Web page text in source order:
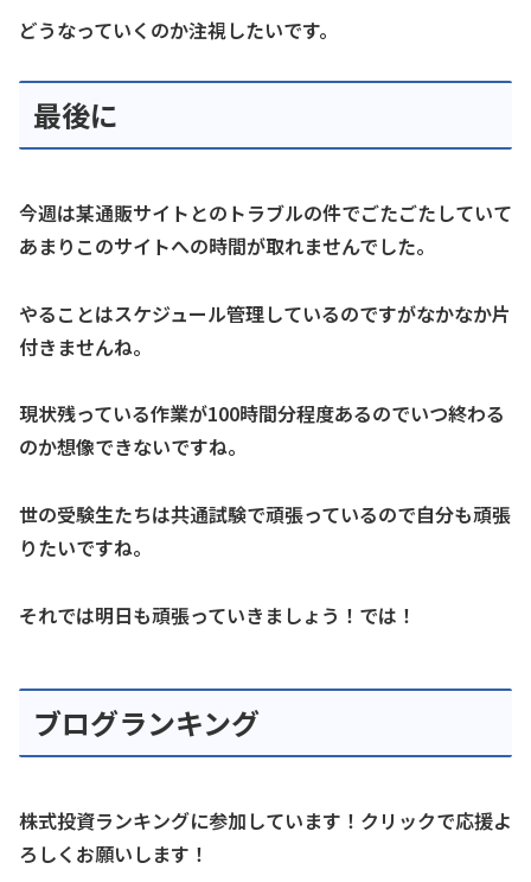
どうなっていくのか注視したいです。
最後に
今週は某通販サイトとのトラブルの件でごたごたしていて
あまりこのサイトへの時間が取れませんでした。
やることはスケジュール管理しているのですがなかなか片
付きませんね。
現状残っている作業が100時間分程度あるのでいつ終わる
のか想像できないですね。
世の受験生たちは共通試験で頑張っているので自分も頑張
りたいですね。
それでは明日も頑張っていきましょう！では！
ブログランキング
株式投資ランキングに参加しています！クリックで応援よ
ろしくお願いします！